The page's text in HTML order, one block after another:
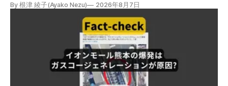
LPガスに着火した可能性に言及していますが、現時点で未解
明です。イオンは8月5日、外部専門家らによる事故調査委員
会を設置すると発表しました。 検証対象 拡散した言説 2026
年8月2日、イオンモール熊本の爆発がテロによるものだと主
張する投稿がＸで拡散した。 検証する理由 8月5日現在、投
稿は600回以上リポストされ、表示は19万件を超える。 同様
の情報の拡散量を調べるため、「熊本」「イオンモール」
「爆発」「テロ」など複数のキーワードを組み合わせてソー
By 根津 綾子(Ayako Nezu) 2026年8月7日